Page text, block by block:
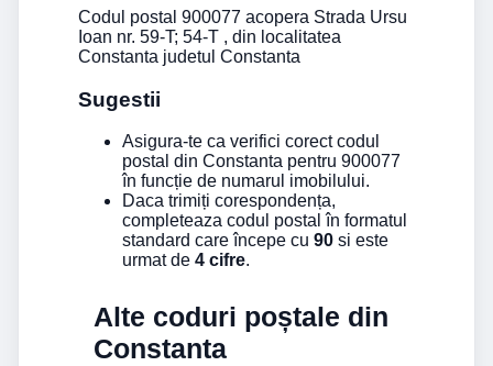
Codul postal 900077 acopera Strada Ursu
Ioan nr. 59-T; 54-T , din localitatea
Constanta judetul Constanta
Sugestii
Asigura-te ca verifici corect codul
postal din Constanta pentru 900077
în funcție de numarul imobilului.
Daca trimiți corespondența,
completeaza codul postal în formatul
standard care începe cu 90 si este
urmat de 4 cifre.
Alte coduri poștale din
Constanta